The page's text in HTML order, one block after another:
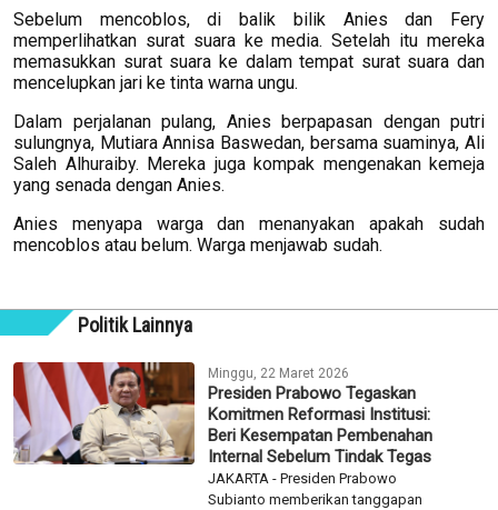
Sebelum mencoblos, di balik bilik Anies dan Fery
memperlihatkan surat suara ke media. Setelah itu mereka
memasukkan surat suara ke dalam tempat surat suara dan
mencelupkan jari ke tinta warna ungu.
Dalam perjalanan pulang, Anies berpapasan dengan putri
sulungnya, Mutiara Annisa Baswedan, bersama suaminya, Ali
Saleh Alhuraiby. Mereka juga kompak mengenakan kemeja
yang senada dengan Anies.
Anies menyapa warga dan menanyakan apakah sudah
mencoblos atau belum. Warga menjawab sudah.
Politik Lainnya
Minggu, 22 Maret 2026
Presiden Prabowo Tegaskan
Komitmen Reformasi Institusi:
Beri Kesempatan Pembenahan
Internal Sebelum Tindak Tegas
JAKARTA - Presiden Prabowo
Subianto memberikan tanggapan